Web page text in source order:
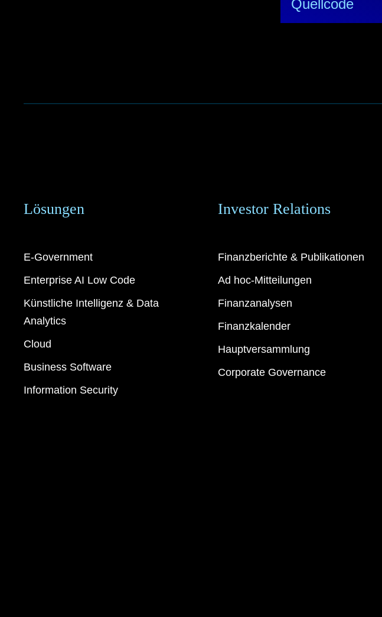
Quellcode
Lösungen
E-Government
Enterprise AI Low Code
Künstliche Intelligenz & Data
Analytics
Cloud
Business Software
Information Security
Investor Relations
Finanzberichte & Publikationen
Ad hoc-Mitteilungen
Finanzanalysen
Finanzkalender
Hauptversammlung
Corporate Governance